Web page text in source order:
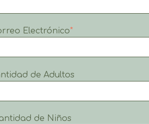
Electrónico*
de Adultos
de Niños